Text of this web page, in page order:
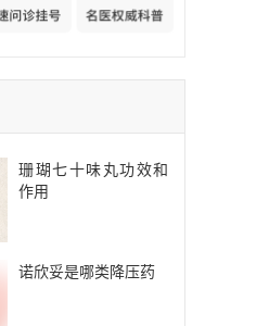
珊瑚七十味丸功效和
作用
诺欣妥是哪类降压药